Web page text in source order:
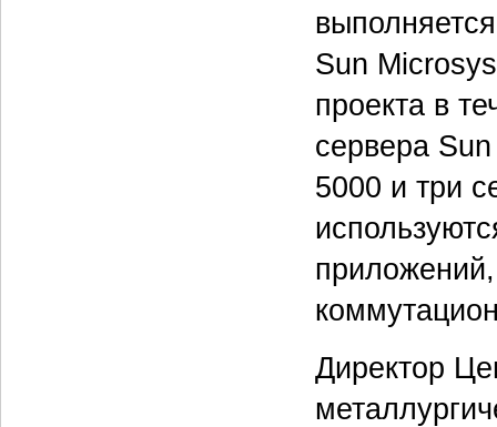
Sun
проекта в
сервера
5000 и три
Директор